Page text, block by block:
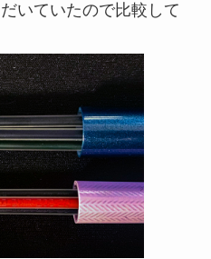
いていたので比較して